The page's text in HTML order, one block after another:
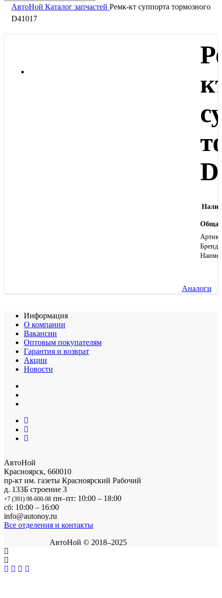
АвтоНой Каталог запчастей Ремк-кт суппорта тормозного
D41017
Бренд
Аналоги
Информация
О компании
Вакансии
Оптовым покупателям
Гарантия и возврат
Акции
Новости
АвтоНой
Красноярск, 660010
пр-кт им. газеты Красноярский Рабочий
д. 133Б строение 3
+7 (391) 98-600-98 пн–пт: 10:00 – 18:00
сб: 10:00 – 16:00
info@autonoy.ru
Все отделения и контакты
АвтоНой © 2018–2025